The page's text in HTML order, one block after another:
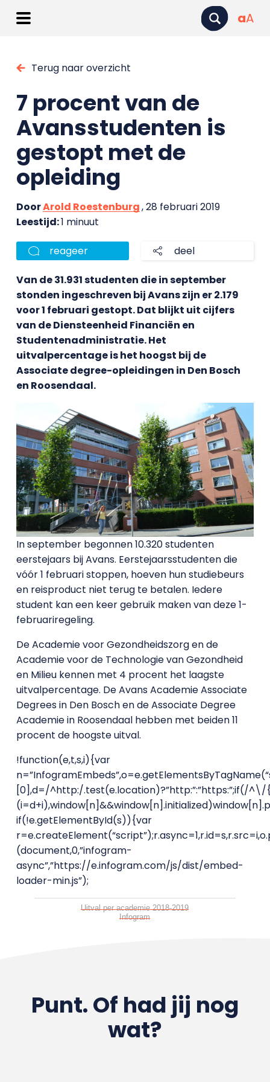
aA
Terug naar overzicht
7 procent van de
Avansstudenten is
gestopt met de
opleiding
DoorArold Roestenburg, 28 februari 2019
Leestijd:1 minuut
reageer deel
Van de 31.931 studenten die in september
stonden ingeschreven bij Avans zijn er 2.179
voor 1 februari gestopt. Dat blijkt uit cijfers
van de Diensteenheid Financiën en
Studentenadministratie. Het
uitvalpercentage is het hoogst bij de
Associate degree-opleidingen in Den Bosch
en Roosendaal.
In september begonnen 10.320 studenten
eerstejaars bij Avans. Eerstejaarsstudenten die
vóór 1 februari stoppen, hoeven hun studiebeurs
en reisproduct niet terug te betalen. Iedere
student kan een keer gebruik maken van deze 1-
februariregeling.
De Academie voor Gezondheidszorg en de
Academie voor de Technologie van Gezondheid
en Milieu kennen met 4 procent het laagste
uitvalpercentage. De Avans Academie Associate
Degrees in Den Bosch en de Associate Degree
Academie in Roosendaal hebben met beiden 11
procent de hoogste uitval.
!function(e,t,s,i){var
[0],d=/^http:/.test(e.location)?”http:”:”https:”;if(/
if(!e.getElementById(s)){var
(document,0,”infogram-
async”,”https://e.infogram.com/js/dist/embed-
loader-min.js”);
Uitval per academie 2018-2019
Infogram
Punt. Of had jij nog
wat?